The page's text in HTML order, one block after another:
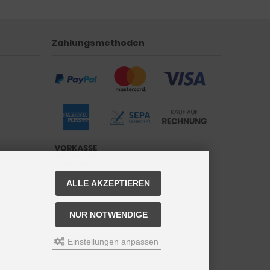
Zahlungsmethoden
ALLE AKZEPTIEREN
NUR NOTWENDIGE
Einstellungen anpassen